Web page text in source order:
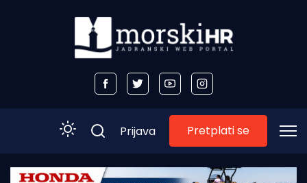
Početna
Prijava Pretplati se